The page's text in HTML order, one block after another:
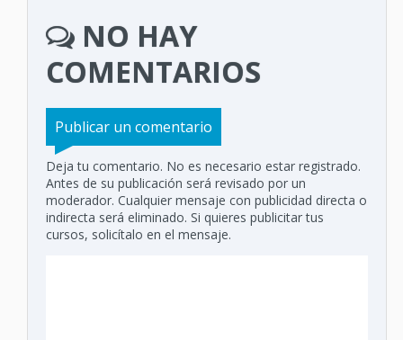
NO HAY
COMENTARIOS
Publicar un comentario
Deja tu comentario. No es necesario estar registrado.
Antes de su publicación será revisado por un
moderador. Cualquier mensaje con publicidad directa o
indirecta será eliminado. Si quieres publicitar tus
cursos, solicítalo en el mensaje.